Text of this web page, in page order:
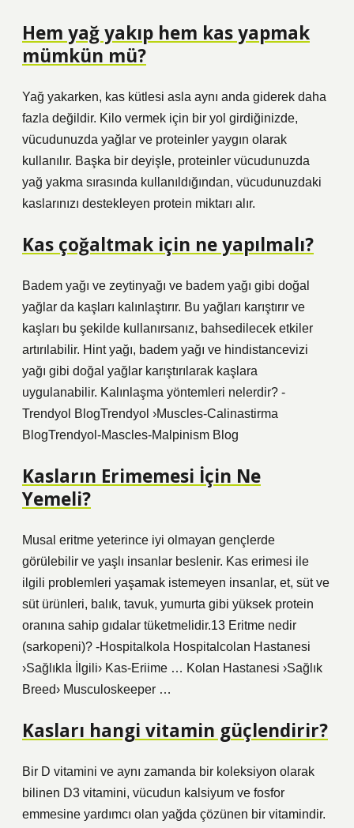
Hem yağ yakıp hem kas yapmak
mümkün mü?
Yağ yakarken, kas kütlesi asla aynı anda giderek daha
fazla değildir. Kilo vermek için bir yol girdiğinizde,
vücudunuzda yağlar ve proteinler yaygın olarak
kullanılır. Başka bir deyişle, proteinler vücudunuzda
yağ yakma sırasında kullanıldığından, vücudunuzdaki
kaslarınızı destekleyen protein miktarı alır.
Kas çoğaltmak için ne yapılmalı?
Badem yağı ve zeytinyağı ve badem yağı gibi doğal
yağlar da kaşları kalınlaştırır. Bu yağları karıştırır ve
kaşları bu şekilde kullanırsanız, bahsedilecek etkiler
artırılabilir. Hint yağı, badem yağı ve hindistancevizi
yağı gibi doğal yağlar karıştırılarak kaşlara
uygulanabilir. Kalınlaşma yöntemleri nelerdir? -
Trendyol BlogTrendyol ›Muscles-Calinastirma
BlogTrendyol-Mascles-Malpinism Blog
Kasların Erimemesi İçin Ne
Yemeli?
Musal eritme yeterince iyi olmayan gençlerde
görülebilir ve yaşlı insanlar beslenir. Kas erimesi ile
ilgili problemleri yaşamak istemeyen insanlar, et, süt ve
süt ürünleri, balık, tavuk, yumurta gibi yüksek protein
oranına sahip gıdalar tüketmelidir.13 Eritme nedir
(sarkopeni)? -Hospitalkola Hospitalcolan Hastanesi
›Sağlıkla İlgili› Kas-Eriime … Kolan Hastanesi ›Sağlık
Breed› Musculoskeeper …
Kasları hangi vitamin güçlendirir?
Bir D vitamini ve aynı zamanda bir koleksiyon olarak
bilinen D3 vitamini, vücudun kalsiyum ve fosfor
emmesine yardımcı olan yağda çözünen bir vitamindir.